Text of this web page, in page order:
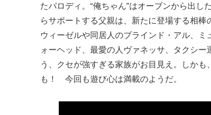
たパロディ。“俺ちゃん”はオーブンから出
らサポートする父親は、新たに登場する相
ウィーゼルや同居人のブラインド・アル、
ォーヘッド、最愛の人ヴァネッサ、タクシ
う、クセが強すぎる家族がお目見え。しか
も！ 今回も遊び心は満載のようだ。